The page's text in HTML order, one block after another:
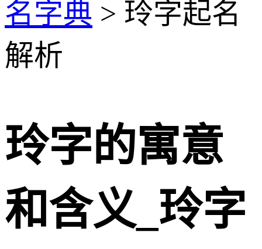
名字典 > 玲字起名
解析
玲字的寓意
和含义_玲字